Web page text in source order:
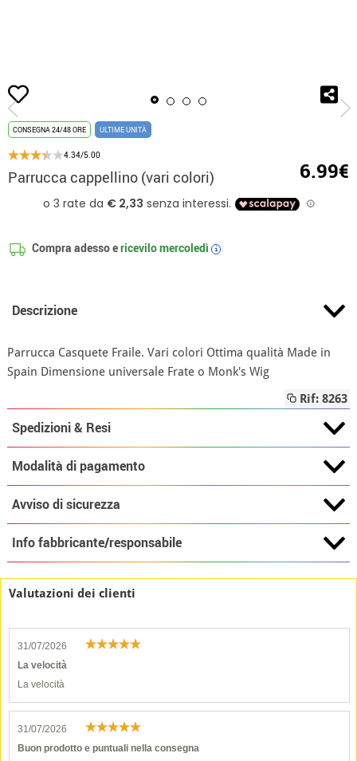
Inizio Parrucca cappellino
CONSEGNA 24/48 ORE ULTIME UNITÀ
4.34/5.00
Parrucca cappellino (vari colori) 6.99€
Compra adesso ericevilomercoledì i
Descrizione
Parrucca Casquete Fraile. Vari colori Ottima qualità Made in
Spain Dimensione universale Frate o Monk's Wig
Rif: 8263
Spedizioni & Resi
Modalità di pagamento
Avviso di sicurezza
Info fabbricante/responsabile
Valutazioni dei clienti
31/07/2026
La velocità
La velocità
31/07/2026
Buon prodotto e puntuali nella consegna